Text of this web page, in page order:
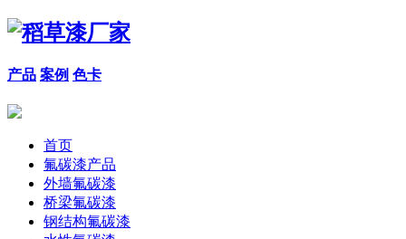
产品 案例 色卡
首页
氟碳漆产品
外墙氟碳漆
桥梁氟碳漆
钢结构氟碳漆